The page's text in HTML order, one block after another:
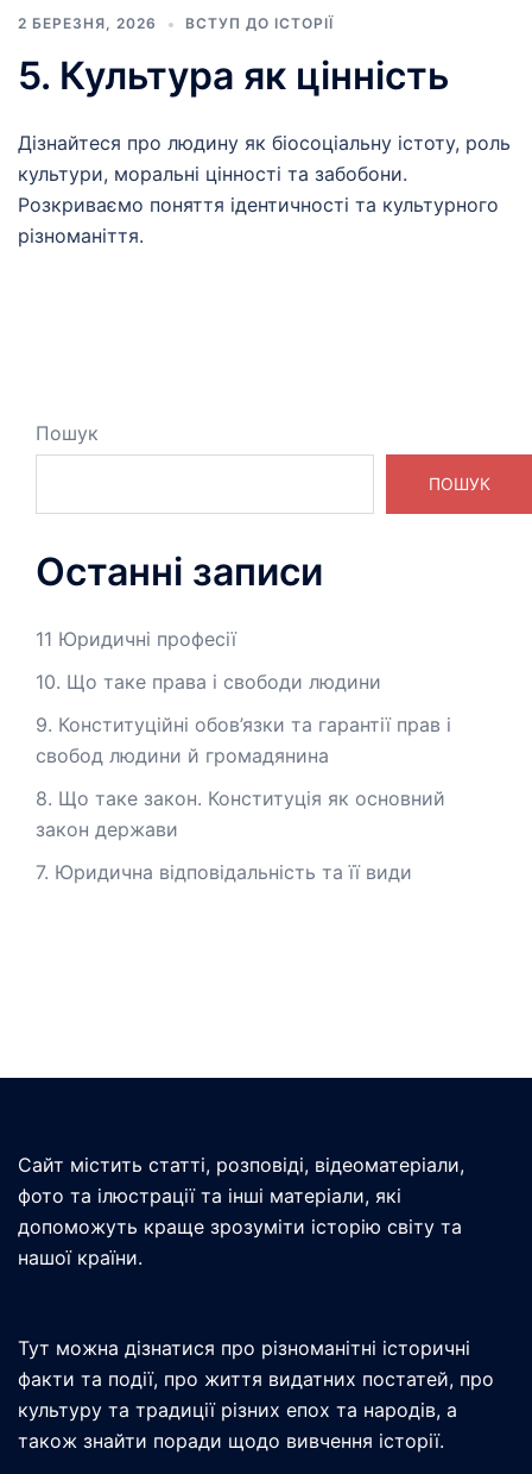
2 БЕРЕЗНЯ, 2026 ВСТУП ДО ІСТОРІЇ
5. Культура як цінність
Дізнайтеся про людину як біосоціальну істоту, роль
культури, моральні цінності та забобони.
Розкриваємо поняття ідентичності та культурного
різноманіття.
Пошук
ПОШУК
Останні записи
11 Юридичні професії
10. Що таке права і свободи людини
9. Конституційні обов’язки та гарантії прав і
свобод людини й громадянина
8. Що таке закон. Конституція як основний
закон держави
7. Юридична відповідальність та її види
Сайт містить статті, розповіді, відеоматеріали,
фото та ілюстрації та інші матеріали, які
допоможуть краще зрозуміти історію світу та
нашої країни.
Тут можна дізнатися про різноманітні історичні
факти та події, про життя видатних постатей, про
культуру та традиції різних епох та народів, а
також знайти поради щодо вивчення історії.